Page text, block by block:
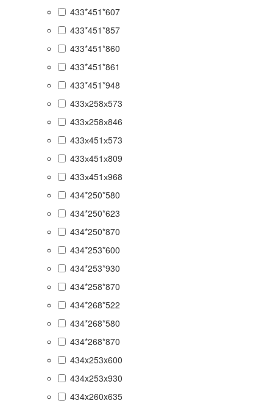
433*451*607
433*451*857
433*451*860
433*451*861
433*451*948
433х258х573
433х258х846
433х451х573
433х451х809
433х451х968
434*250*580
434*250*623
434*250*870
434*253*600
434*253*930
434*258*870
434*268*522
434*268*580
434*268*870
434x253x600
434x253x930
434x260x635